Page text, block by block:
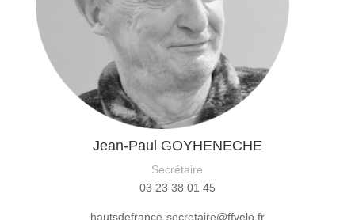
Jean-Paul GOYHENECHE
Secrétaire
03 23 38 01 45
hautsdefrance-secretaire@ffvelo.fr